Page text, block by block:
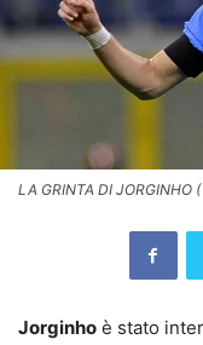
LA GRINTA DI JORGINHO
Jorginho è stato